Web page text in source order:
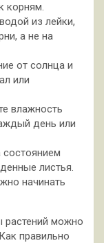
корням.
из лейки,
а не на
от солнца и
или
влажность
день или
состоянием
листья.
начинать
растений можно
правильно